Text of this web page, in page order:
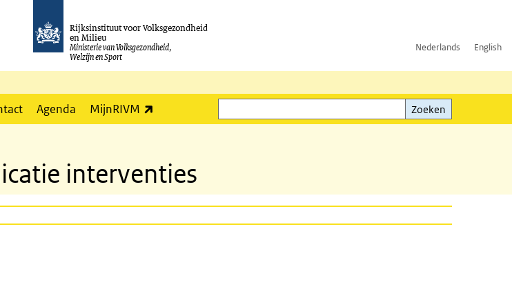
Rijksinstituut voor Volksgezondheid
en Milieu
Ministerie van Volksgezondheid,
Welzijn en Sport
Nederlands English
Agenda MijnRIVM
Zoeken
Zoeken
interventies